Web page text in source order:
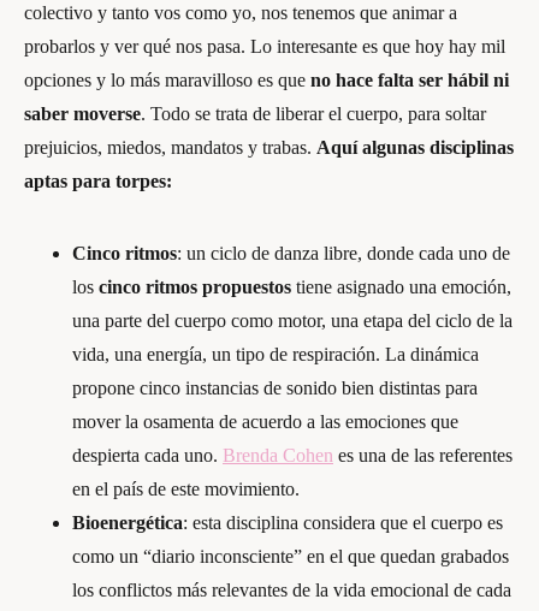
colectivo y tanto vos como yo, nos tenemos que animar a
probarlos y ver qué nos pasa. Lo interesante es que hoy hay mil
opciones y lo más maravilloso es que no hace falta ser hábil ni
saber moverse. Todo se trata de liberar el cuerpo, para soltar
prejuicios, miedos, mandatos y trabas. Aquí algunas disciplinas
aptas para torpes:
Cinco ritmos: un ciclo de danza libre, donde cada uno de
los cinco ritmos propuestos tiene asignado una emoción,
una parte del cuerpo como motor, una etapa del ciclo de la
vida, una energía, un tipo de respiración. La dinámica
propone cinco instancias de sonido bien distintas para
mover la osamenta de acuerdo a las emociones que
despierta cada uno. Brenda Cohen es una de las referentes
en el país de este movimiento.
Bioenergética: esta disciplina considera que el cuerpo es
como un “diario inconsciente” en el que quedan grabados
los conflictos más relevantes de la vida emocional de cada